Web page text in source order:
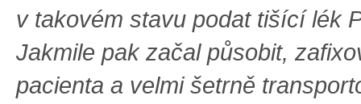
v takovém stavu podat tišící lék
Jakmile pak začal působit,
pacienta a velmi šetrně